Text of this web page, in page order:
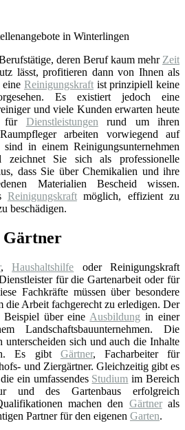
deren Beruf kaum mehr Zeit
lässt, profitieren dann von Ihnen als
Reinigungskraftist prinzipiell keine
Es existiert jedoch eine
und viele Kunden erwarten heute
für Dienstleistungen rund um ihren
arbeiten vorwiegend auf
sind in einem Reinigungsunternehmen
Sie sich als professionelle
dass Sie über Chemikalien und ihre
Materialien Bescheid wissen.
Reinigungskraftmöglich, effizient zu
beschädigen.
Gärtner
,Haushaltshilfe oder Reinigungskraft
für die Gartenarbeit oder für
Fachkräfte müssen über besondere
die Arbeit fachgerecht zu erledigen. Der
über eine Ausbildung in einer
Landschaftsbauunternehmen. Die
unterscheiden sich und auch die Inhalte
Es gibt Gärtner, Facharbeiter für
und Ziergärtner. Gleichzeitig gibt es
ein umfassendes Studium im Bereich
und des Gartenbaus erfolgreich
machen den Gärtnerals
Partner für den eigenen Garten.